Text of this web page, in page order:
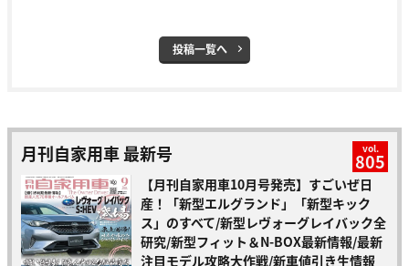
投稿一覧へ
月刊自家用車 最新号 vol.
805
【月刊自家用車10月号発売】すごいぜ日
産！「新型エルグランド」「新型キック
ス」のすべて/新型レヴォーグレイバック全
研究/新型フィット＆N-BOX最新情報/最新
注目モデル攻略大作戦/新車値引き生情報